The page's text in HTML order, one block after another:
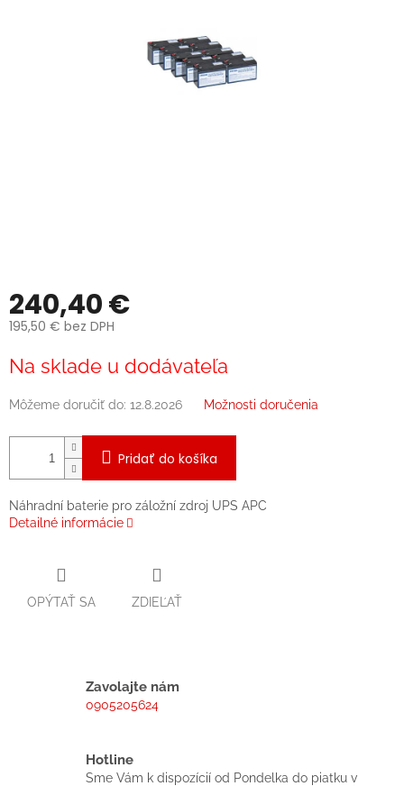
240,40 €
195,50 € bez DPH
cena:
Na sklade u dodávateľa
Môžeme doručiť do: 12.8.2026 Možnosti doručenia
Pridať do košíka
Náhradní baterie pro záložní zdroj UPS APC
Detailné informácie
OPÝTAŤ SA ZDIEĽAŤ
Zavolajte nám
0905205624
Hotline
Sme Vám k dispozícií od Pondelka do piatku v